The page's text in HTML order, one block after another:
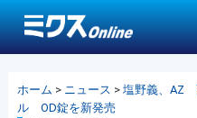
ホーム > ニュース > 塩野義、AZ
ル OD錠を新発売